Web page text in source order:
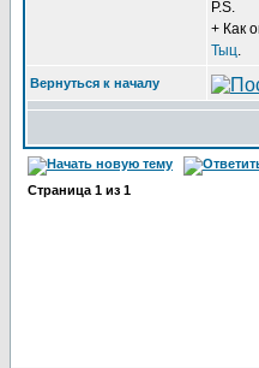
P.S.
+ Как
Тыц.
Вернуться к началу
Страница 1 из 1